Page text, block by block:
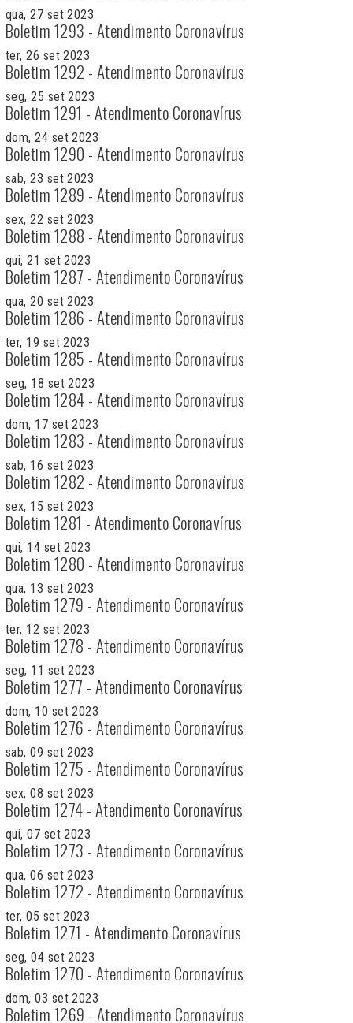
qua, 27 set 2023
Boletim 1293 - Atendimento Coronavírus
ter, 26 set 2023
Boletim 1292 - Atendimento Coronavírus
seg, 25 set 2023
Boletim 1291 - Atendimento Coronavírus
dom, 24 set 2023
Boletim 1290 - Atendimento Coronavírus
sab, 23 set 2023
Boletim 1289 - Atendimento Coronavírus
sex, 22 set 2023
Boletim 1288 - Atendimento Coronavírus
qui, 21 set 2023
Boletim 1287 - Atendimento Coronavírus
qua, 20 set 2023
Boletim 1286 - Atendimento Coronavírus
ter, 19 set 2023
Boletim 1285 - Atendimento Coronavírus
seg, 18 set 2023
Boletim 1284 - Atendimento Coronavírus
dom, 17 set 2023
Boletim 1283 - Atendimento Coronavírus
sab, 16 set 2023
Boletim 1282 - Atendimento Coronavírus
sex, 15 set 2023
Boletim 1281 - Atendimento Coronavírus
qui, 14 set 2023
Boletim 1280 - Atendimento Coronavírus
qua, 13 set 2023
Boletim 1279 - Atendimento Coronavírus
ter, 12 set 2023
Boletim 1278 - Atendimento Coronavírus
seg, 11 set 2023
Boletim 1277 - Atendimento Coronavírus
dom, 10 set 2023
Boletim 1276 - Atendimento Coronavírus
sab, 09 set 2023
Boletim 1275 - Atendimento Coronavírus
sex, 08 set 2023
Boletim 1274 - Atendimento Coronavírus
qui, 07 set 2023
Boletim 1273 - Atendimento Coronavírus
qua, 06 set 2023
Boletim 1272 - Atendimento Coronavírus
ter, 05 set 2023
Boletim 1271 - Atendimento Coronavírus
seg, 04 set 2023
Boletim 1270 - Atendimento Coronavírus
dom, 03 set 2023
Boletim 1269 - Atendimento Coronavírus